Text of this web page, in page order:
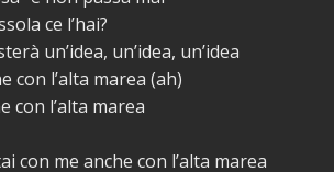
ce l’hai?
un’idea, un’idea, un’idea
con l’alta marea (ah)
con l’alta marea
con me anche con l’alta marea